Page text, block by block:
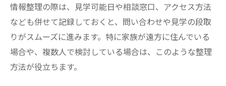
情報整理の際は、見学可能日や相談窓口、アクセス方法
なども併せて記録しておくと、問い合わせや見学の段取
りがスムーズに進みます。特に家族が遠方に住んでいる
場合や、複数人で検討している場合は、このような整理
方法が役立ちます。